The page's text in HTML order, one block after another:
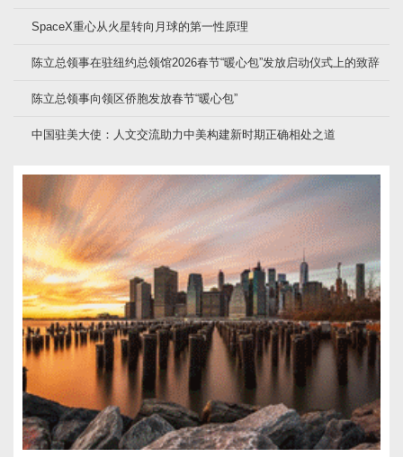
SpaceX重心从火星转向月球的第一性原理
陈立总领事在驻纽约总领馆2026春节“暖心包”发放启动仪式上的致辞
陈立总领事向领区侨胞发放春节“暖心包”
中国驻美大使：人文交流助力中美构建新时期正确相处之道